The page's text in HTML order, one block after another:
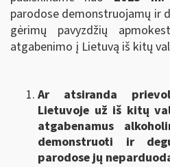
parodose demonstruojamų ir
gėrimų pavyzdžių
atgabenimo į Lietuvą iš kitų
Ar atsiranda
Lietuvoje už iš kitų
atgabenamus
demonstruoti ir
parodose jų